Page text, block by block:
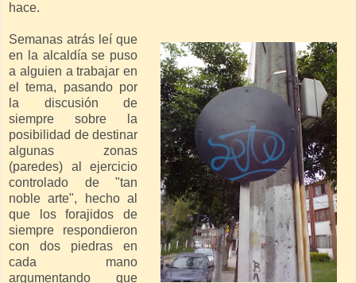
hace.
Semanas atrás leí que
en la alcaldía se puso
a alguien a trabajar en
el tema, pasando por
la discusión de
siempre sobre la
posibilidad de destinar
algunas zonas
(paredes) al ejercicio
controlado de "tan
noble arte", hecho al
que los forajidos de
siempre respondieron
con dos piedras en
cada mano
argumentando que